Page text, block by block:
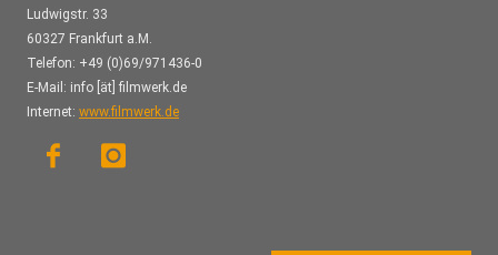
Ludwigstr. 33
60327 Frankfurt a.M.
Telefon: +49 (0)69/971436-0
E-Mail: info [ät] filmwerk.de
Internet: www.filmwerk.de